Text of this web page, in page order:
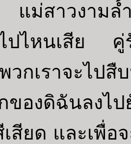
ม่สาวงามล้ำ
ปไหนเสีย คู่
วกเราจะไปสื
องดิฉันลงไป
สียด และเพื่อ